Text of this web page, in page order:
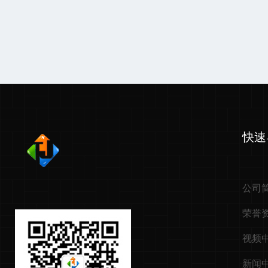
快
公司
荣誉
视频
新闻